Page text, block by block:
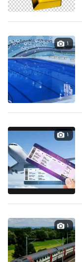
۱
۱
۱